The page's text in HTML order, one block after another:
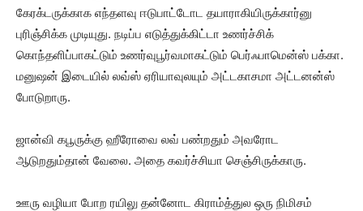
கேரக்டருக்காக எந்தளவு ஈடுபாட்டோட தயாராகியிருக்கார்னு
புரிஞ்சிக்க முடியுது. நடிப்ப எடுத்துக்கிட்டா உணர்ச்சிக்
கொந்தளிப்பாகட்டும் உணர்வுபூர்வமாகட்டும் பெர்ஃபாமென்ஸ் பக்கா.
மனுஷன் இடையில் லவ்ஸ் ஏரியாவுலயும் அட்டகாசமா அட்டனன்ஸ்
போடுறாரு.
ஜான்வி கபூருக்கு ஹீரோவை லவ் பண்றதும் அவரோட
ஆடுறதும்தான் வேலை. அதை கவர்ச்சியா செஞ்சிருக்காரு.
ஊரு வழியா போற ரயிலு தன்னோட கிராம்த்துல ஒரு நிமிசம்